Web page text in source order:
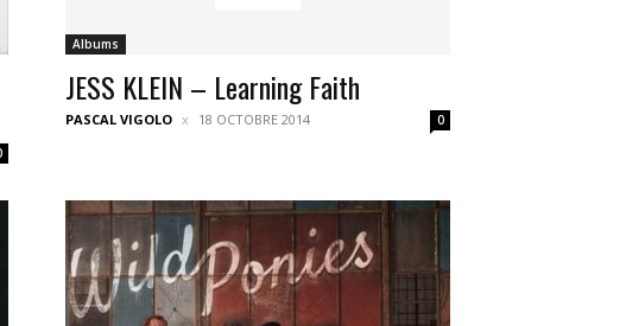
Albums
JESS KLEIN – Learning Faith
PASCAL VIGOLO 18 OCTOBRE 2014 0